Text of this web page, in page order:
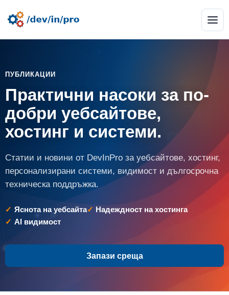
ПУБЛИКАЦИИ
Практични насоки за по-
добри уебсайтове,
хостинг и системи.
Статии и новини от DevInPro за уебсайтове, хостинг,
персонализирани системи, видимост и дългосрочна
техническа поддръжка.
Яснота на уебсайта
Надеждност на хостинга
AI видимост
Запази среща